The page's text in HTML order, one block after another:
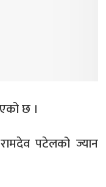
छ ।
पटेलको ज्यान